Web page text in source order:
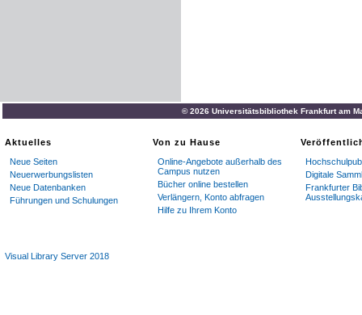
© 2026 Universitätsbibliothek Frankfurt am
Aktuelles
Neue Seiten
Neuerwerbungslisten
Neue Datenbanken
Führungen und Schulungen
Von zu Hause
Online-Angebote außerhalb des
Campus nutzen
Bücher online bestellen
Verlängern, Konto abfragen
Hilfe zu Ihrem Konto
Digitale
Frankfurter
Visual Library Server 2018